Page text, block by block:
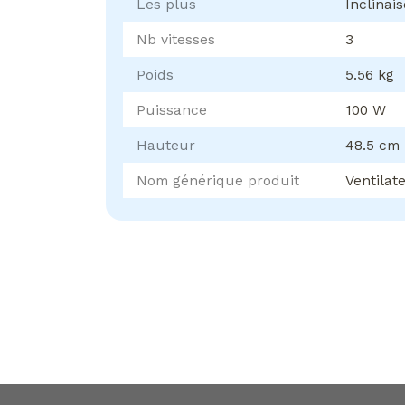
Les plus
Nb vitesses 3
Poids 5.56 kg
Puissance 100 W
Hauteur 48.5 cm
Nom générique produit